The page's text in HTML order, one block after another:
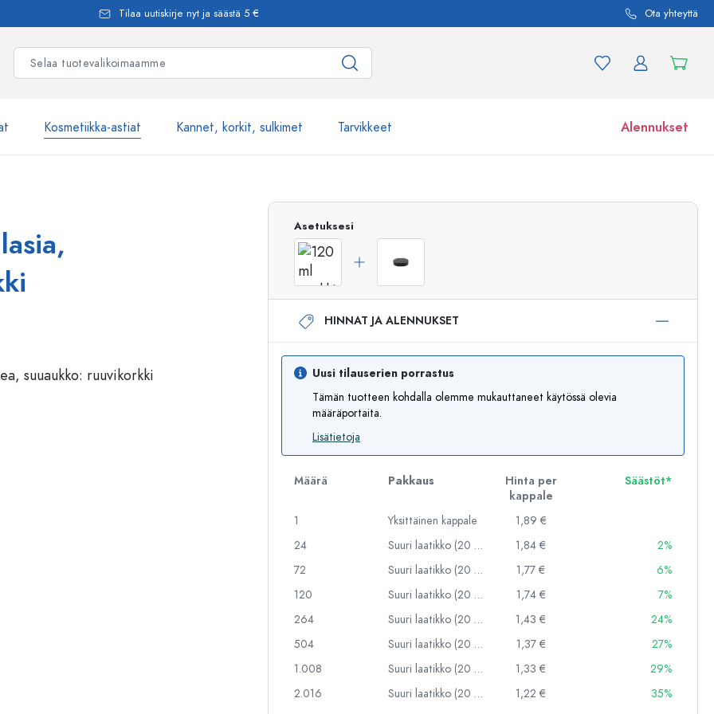
Tilaa uutiskirje nyt ja säästä 5 € Ota yhteyttä
Kosmetiikka-astiat Kannet, korkit, sulkimet Tarvikkeet Alennukset
Estal-Lasipullot
Airless-pumppupullot
Roll-on-pullot
Puristuspullot
Säilytyspullot
Kuviopainetut pullot
Ginipullot
Käymisastiat
Lasipurkit
Esimerkillinen edustus
Asetuksesi
HINNAT JA ALENNUKSET
Uusi tilauserien porrastus
Tämän tuotteen kohdalla olemme mukauttaneet käytössä olevia
määräportaita.
Lisätietoja
Määrä Pakkaus
Hinta per
kappale
Säästöt*
1 Yksittäinen kappale
1,89 €
24
Suuri laatikko (20 kpl) 1,84 €
2%
72
Suuri laatikko (20 kpl) 1,77 €
6%
120
Suuri laatikko (20 kpl) 1,74 €
7%
264
Suuri laatikko (20 kpl) 1,43 €
24%
504
Suuri laatikko (20 kpl) 1,37 €
27%
1.008
Suuri laatikko (20 kpl) 1,33 €
29%
2.016
Suuri laatikko (20 kpl) 1,22 € 35%